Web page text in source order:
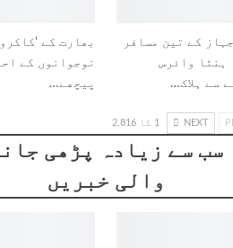
کے تین مسافر
ہنٹا وائرس
سے ہلاک…
بھارت کے
نوجوانوں کے
پیچھے…
NEXT 1 کا 2,816
سب سے زیادہ پڑھی
والی خبریں